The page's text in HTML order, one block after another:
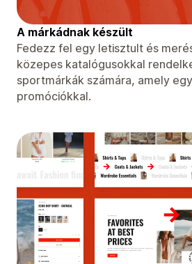
A márkádnak készült
Fedezz fel egy letisztult és
közepes katalógusokkal
sportmárkák számára, amely
promóciókkal.